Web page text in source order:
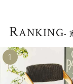
RANKING-